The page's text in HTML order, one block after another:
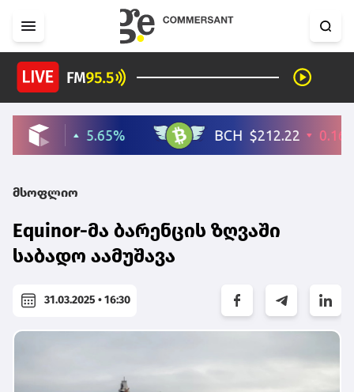
მსოფლიო
Equinor-მა ბარენცის ზღვაში
საბადო აამუშავა
31.03.2025 • 16:30